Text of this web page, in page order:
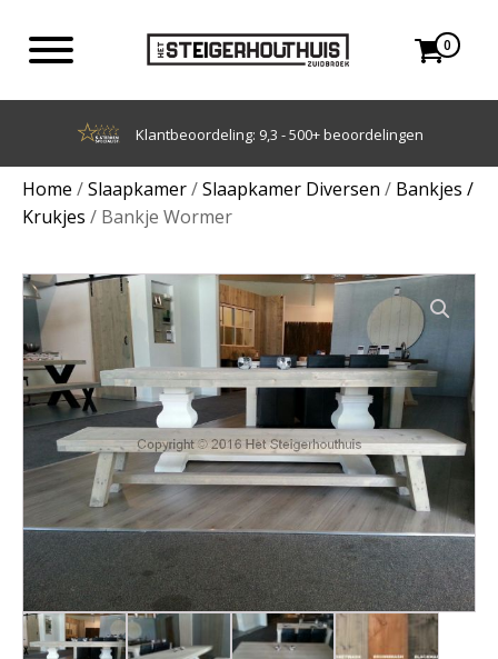
0
Achteraf betalen met Klarna
Home /Slaapkamer/Slaapkamer Diversen / Bankjes /
Krukjes / Bankje Wormer